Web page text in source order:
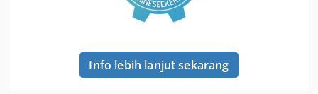
Info lebih lanjut sekarang